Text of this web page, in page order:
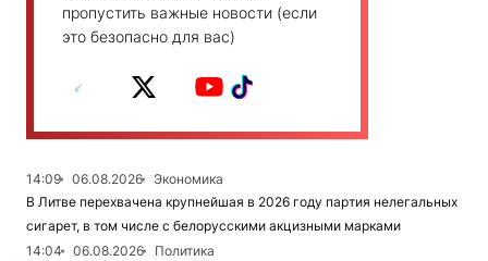
пропустить важные новости (если
это безопасно для вас)
14:09 06.08.2026
Экономика
В Литве перехвачена крупнейшая в 2026 году партия нелегальных
сигарет, в том числе с белорусскими акцизными марками
14:04
06.08.2026
Политика